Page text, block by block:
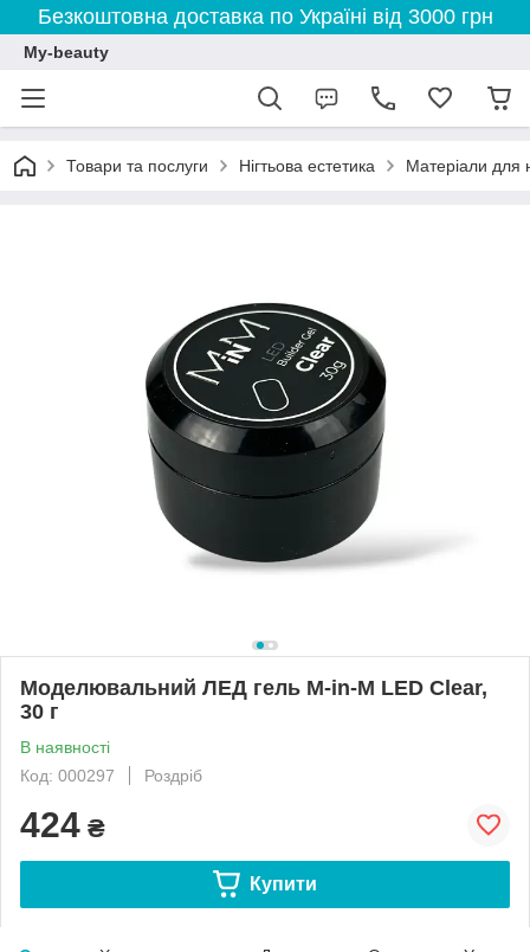
Безкоштовна доставка по Україні від 3000 грн
My-beauty
Товари та послуги Нігтьова естетика Матеріали для
Моделювальний ЛЕД гель M-in-M LED Clear,
30 г
В наявності
Код: 000297
Роздріб
424 ₴
Купити